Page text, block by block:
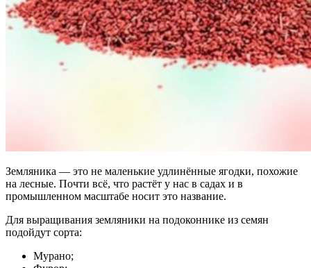
Земляника — это не маленькие удлинённые ягодки, похожие
на лесные. Почти всё, что растёт у нас в садах и в
промышленном масштабе носит это название.
Для выращивания земляники на подоконнике из семян
подойдут сорта:
Мурано;